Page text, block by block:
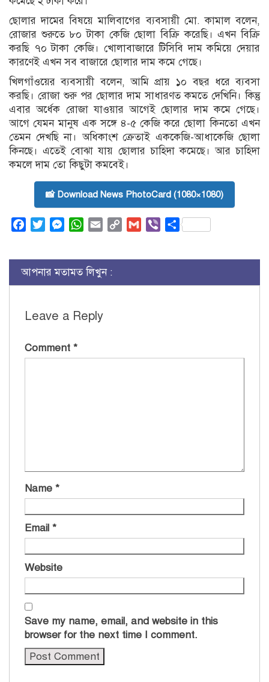
ছোলার দামের বিষয়ে মালিবাগের ব্যবসায়ী মো. কামাল বলেন,
রোজার শুরুতে ৮০ টাকা কেজি ছোলা বিক্রি করেছি। এখন বিক্রি
করছি ৭০ টাকা কেজি। খোলাবাজারে টিসিবি দাম কমিয়ে দেয়ার
কারণেই এখন সব বাজারে ছোলার দাম কমে গেছে।
খিলগাঁওয়ের ব্যবসায়ী বলেন, আমি প্রায় ১০ বছর ধরে ব্যবসা
করছি। রোজা শুরু পর ছোলার দাম সাধারণত কমতে দেখিনি। কিন্তু
এবার অর্ধেক রোজা যাওয়ার আগেই ছোলার দাম কমে গেছে।
আগে যেমন মানুষ এক সঙ্গে ৪-৫ কেজি করে ছোলা কিনতো এখন
তেমন দেখছি না। অধিকাংশ ক্রেতাই এককেজি-আধাকেজি ছোলা
কিনছে। এতেই বোঝা যায় ছোলার চাহিদা কমেছে। আর চাহিদা
কমলে দাম তো কিছুটা কমবেই।
📸 Download News PhotoCard (1080×1080)
FacebookTwitterMessenger
WhatsApp
Email
Copy
Gmail ViberShare
আপনার মতামত লিখুন :
Leave a Reply
Comment *
Name *
Email *
Website
Save my name, email, and website in this
browser for the next time I comment.